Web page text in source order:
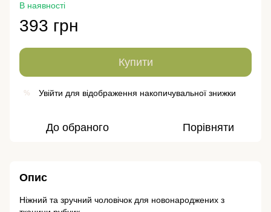
В наявності
393 грн
Купити
% Увійти для відображення накопичувальної знижки
До обраного Порівняти
Опис
Ніжний та зручний чоловічок для новонароджених з